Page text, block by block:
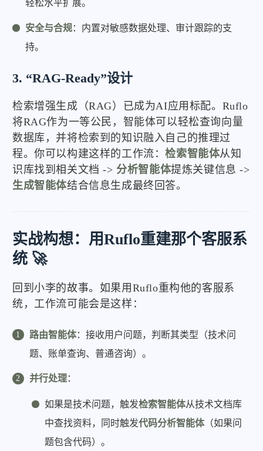
轻松水平扩展。
安全与合规：内置对敏感数据处理、审计跟踪的支
持。
3. “RAG-Ready”设计
检索增强生成（RAG）已成为AI应用标配。Ruflo
将RAG作为一等公民，智能体可以轻松查询向量
数据库，并将检索到的知识融入自己的推理过
程。你可以构建这样的工作流：检索智能体从知
识库找到相关文档 ->分析智能体提炼关键信息 ->
生成智能体结合信息生成最终回答。
实战构想：用Ruflo重建那个客服系
统 🚀
回到小李的故事。如果用Ruflo重构他的客服系
统，工作流可能会是这样：
路由智能体：接收用户问题，判断其类型（技术问
题、账单查询、普通咨询）。
并行处理：
如果是技术问题，触发检索智能体从技术文档库
中查找资料，同时触发代码分析智能体 （如果问
题包含代码）。